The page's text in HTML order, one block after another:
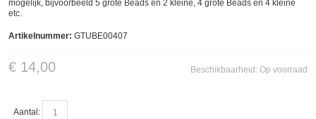
mogelijk, bijvoorbeeld 5 grote Beads en 2 kleine, 4 grote Beads en 4 kleine
etc.
Artikelnummer: GTUBE00407
Beschikbaarheid: Op voorraad
€ 14,00
Aantal: